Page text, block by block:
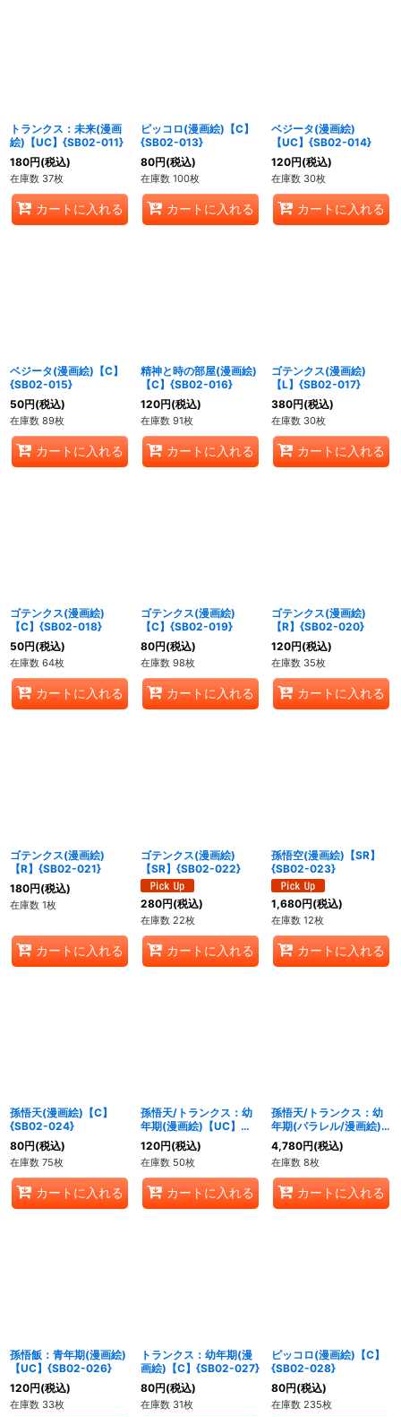
トランクス：未来(漫画
絵)【UC】{SB02-011}
180円(税込)
在庫数 37枚
カートに入れる
ピッコロ(漫画絵)【C】
{SB02-013}
80円(税込)
在庫数 100枚
カートに入れる
ベジータ(漫画絵)
【UC】{SB02-014}
120円(税込)
在庫数 30枚
カートに入れる
ベジータ(漫画絵)【C】
{SB02-015}
50円(税込)
在庫数 89枚
カートに入れる
精神と時の部屋(漫画絵)
【C】{SB02-016}
120円(税込)
在庫数 91枚
カートに入れる
ゴテンクス(漫画絵)
【L】{SB02-017}
380円(税込)
在庫数 30枚
カートに入れる
ゴテンクス(漫画絵)
【C】{SB02-018}
50円(税込)
在庫数 64枚
カートに入れる
ゴテンクス(漫画絵)
【C】{SB02-019}
80円(税込)
在庫数 98枚
カートに入れる
ゴテンクス(漫画絵)
【R】{SB02-020}
120円(税込)
在庫数 35枚
カートに入れる
ゴテンクス(漫画絵)
【R】{SB02-021}
180円(税込)
在庫数 1枚
カートに入れる
ゴテンクス(漫画絵)
【SR】{SB02-022}
280円(税込)
在庫数 22枚
カートに入れる
孫悟空(漫画絵)【SR】
{SB02-023}
1,680円(税込)
在庫数 12枚
カートに入れる
孫悟天(漫画絵)【C】
{SB02-024}
80円(税込)
在庫数 75枚
カートに入れる
孫悟天/トランクス：幼
年期(漫画絵)【UC】
{SB02-025}
120円(税込)
在庫数 50枚
カートに入れる
孫悟天/トランクス：幼
年期(パラレル/漫画絵)
【UC☆】{SB02-025}
4,780円(税込)
在庫数 8枚
カートに入れる
孫悟飯：青年期(漫画絵)
【UC】{SB02-026}
120円(税込)
在庫数 33枚
トランクス：幼年期(漫
画絵)【C】{SB02-027}
80円(税込)
在庫数 31枚
ピッコロ(漫画絵)【C】
{SB02-028}
80円(税込)
在庫数 235枚